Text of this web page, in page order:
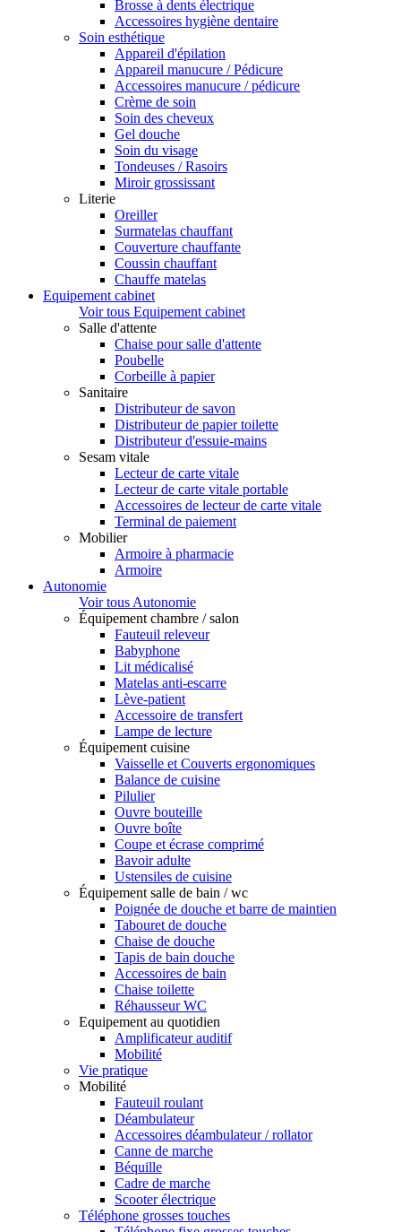
Brosse à dents électrique
Accessoires hygiène dentaire
Soin esthétique
Appareil d'épilation
Appareil manucure / Pédicure
Accessoires manucure / pédicure
Crème de soin
Soin des cheveux
Gel douche
Soin du visage
Tondeuses / Rasoirs
Miroir grossissant
Literie
Oreiller
Surmatelas chauffant
Couverture chauffante
Coussin chauffant
Chauffe matelas
Equipement cabinet
Voir tous Equipement cabinet
Salle d'attente
Chaise pour salle d'attente
Poubelle
Corbeille à papier
Sanitaire
Distributeur de savon
Distributeur de papier toilette
Distributeur d'essuie-mains
Sesam vitale
Lecteur de carte vitale
Lecteur de carte vitale portable
Accessoires de lecteur de carte vitale
Terminal de paiement
Mobilier
Armoire à pharmacie
Armoire
Autonomie
Voir tous Autonomie
Équipement chambre / salon
Fauteuil releveur
Babyphone
Lit médicalisé
Matelas anti-escarre
Lève-patient
Accessoire de transfert
Lampe de lecture
Équipement cuisine
Vaisselle et Couverts ergonomiques
Balance de cuisine
Pilulier
Ouvre bouteille
Ouvre boîte
Coupe et écrase comprimé
Bavoir adulte
Ustensiles de cuisine
Équipement salle de bain / wc
Poignée de douche et barre de maintien
Tabouret de douche
Chaise de douche
Tapis de bain douche
Accessoires de bain
Chaise toilette
Réhausseur WC
Equipement au quotidien
Amplificateur auditif
Mobilité
Vie pratique
Mobilité
Fauteuil roulant
Déambulateur
Accessoires déambulateur / rollator
Canne de marche
Béquille
Cadre de marche
Scooter électrique
Téléphone grosses touches